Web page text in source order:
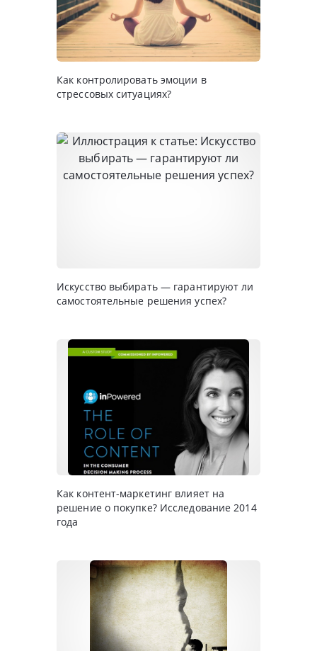
Как контролировать эмоции в
стрессовых ситуациях?
Искусство выбирать — гарантируют ли
самостоятельные решения успех?
Как контент-маркетинг влияет на
решение о покупке? Исследование 2014
года